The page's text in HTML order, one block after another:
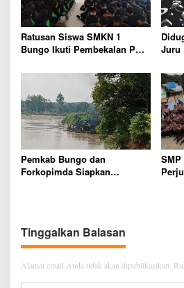
Ratusan Siswa SMKN 1
Bungo Ikuti Pembekalan PKL,
Juru
Pemkab Bungo dan
Forkopimda Siapkan
Tinggalkan Balasan
Alamat email Anda tidak akan dipublikasikan.